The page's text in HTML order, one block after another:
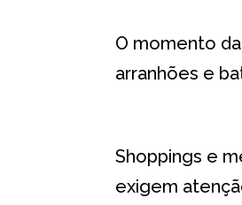
O momento
arranhões e
Shoppings e
exigem